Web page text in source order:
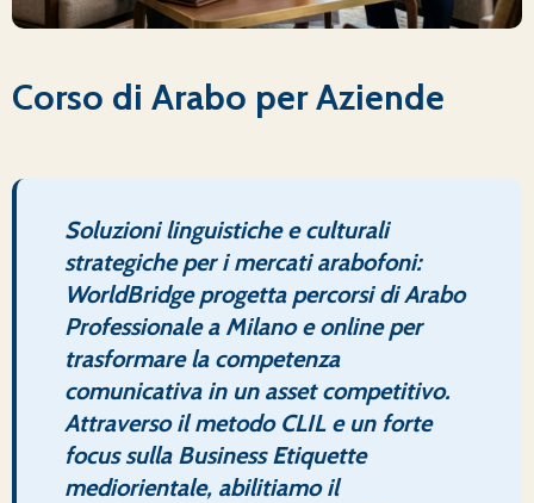
Corso di Arabo per Aziende
Soluzioni linguistiche e culturali
strategiche per i mercati arabofoni:
WorldBridge progetta percorsi di Arabo
Professionale a Milano e online per
trasformare la competenza
comunicativa in un asset competitivo.
Attraverso il metodo CLIL e un forte
focus sulla Business Etiquette
mediorientale, abilitiamo il